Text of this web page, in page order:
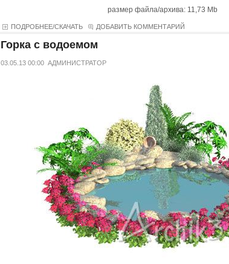
размер файла/архива: 11,73 Mb
ПОДРОБНЕЕ/СКАЧАТЬ ДОБАВИТЬ КОММЕНТАРИЙ
Горка с водоемом
03.05.13 00:00 АДМИНИСТРАТОР